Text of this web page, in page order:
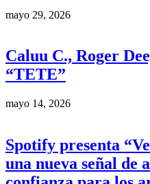
mayo 29, 2026
Caluu C., Roger
“TETE”
mayo 14, 2026
Spotify presenta
una nueva señal de